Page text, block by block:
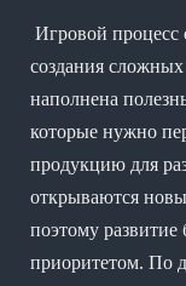
Игровой процесс
создания
наполнена
которые нужно
продукцию для
открываются
поэтому развитие
приоритетом. По